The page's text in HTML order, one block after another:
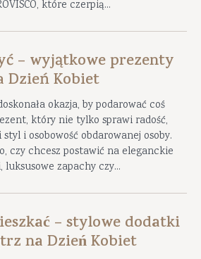
które czerpią...
– wyjątkowe prezenty
Dzień Kobiet
okazja, by podarować coś
który nie tylko sprawi radość,
i osobowość obdarowanej osoby.
czy chcesz postawić na eleganckie
luksusowe zapachy czy...
– stylowe dodatki
na Dzień Kobiet